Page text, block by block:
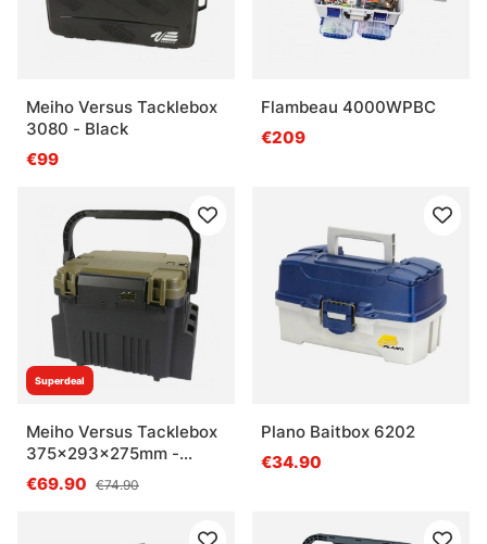
Meiho Versus Tacklebox
3080 - Black
€99
Flambeau 4000WPBC
€209
Superdeal
Meiho Versus Tacklebox
375x293x275mm -
Green
€69.90 €74.90
Plano Baitbox 6202
€34.90